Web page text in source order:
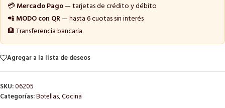
💳Mercado Pago— tarjetas de crédito y débito
📲MODO con QR— hasta 6 cuotas sin interés
🏦 Transferencia bancaria
Agregar a la lista de deseos
SKU:06205
Categorías:Botellas,Cocina